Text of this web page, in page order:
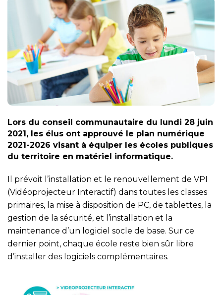
Lors du conseil communautaire du lundi 28 juin
2021, les élus ont approuvé le plan numérique
2021-2026 visant à équiper les écoles publiques
du territoire en matériel informatique.
Il prévoit l’installation et le renouvellement de VPI
(Vidéoprojecteur Interactif) dans toutes les classes
primaires, la mise à disposition de PC, de tablettes, la
gestion de la sécurité, et l’installation et la
maintenance d’un logiciel socle de base. Sur ce
dernier point, chaque école reste bien sûr libre
d’installer des logiciels complémentaires.